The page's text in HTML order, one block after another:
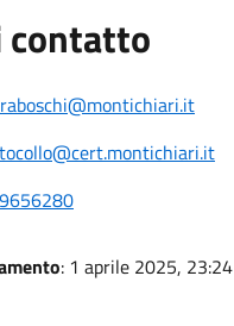
contatto
: 1 aprile 2025, 23:24